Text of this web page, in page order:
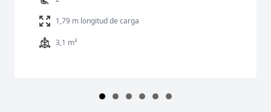
1,79 m longitud de carga
3,1 m³